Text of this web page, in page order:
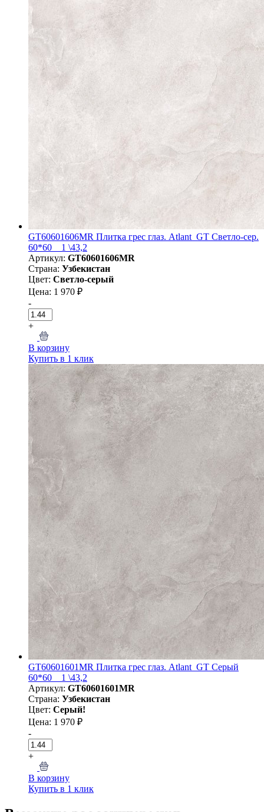
GT60601606MR Плитка грес глаз. Atlant_GT Светло-сер.
60*60 _ 1 \43,2
Артикул: GT60601606MR
Страна: Узбекистан
Цвет: Светло-серый
Цена: 1 970 ₽
-
+
В корзину
Купить в 1 клик
GT60601601MR Плитка грес глаз. Atlant_GT Серый
60*60 _ 1 \43,2
Артикул: GT60601601MR
Страна: Узбекистан
Цвет: Серый!
Цена: 1 970 ₽
-
+
В корзину
Купить в 1 клик